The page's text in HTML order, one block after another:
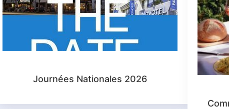
Journées Nationales 2026